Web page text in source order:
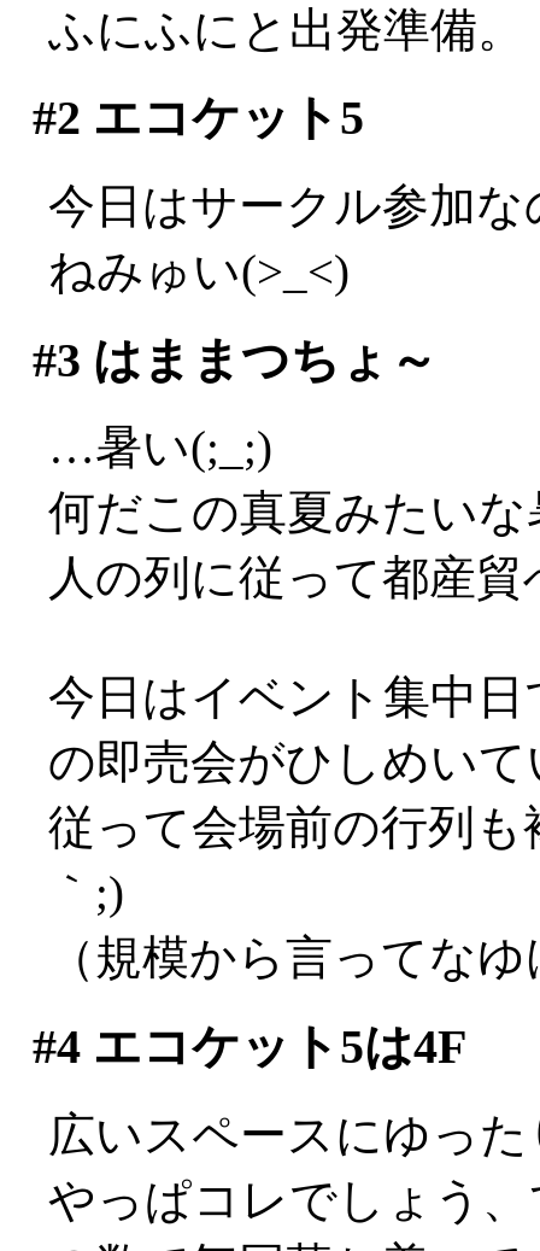
ふにふにと出発準備。
#2 エコケット5
今日はサークル参加
ねみゅい(>_<)
#3 はままつちょ～
…暑い(;_;)
何だこの真夏みたいな
人の列に従って都産
今日はイベント集中
の即売会がひしめい
従って会場前の行列
｀;)
（規模から言ってな
#4エコケット5は4F
広いスペースにゆっ
やっぱコレでしょう